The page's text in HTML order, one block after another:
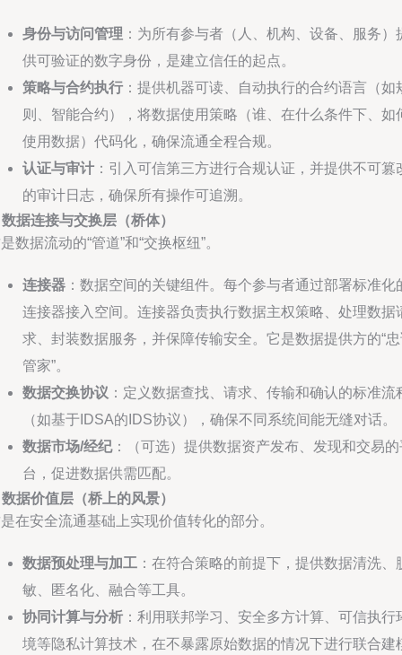
身份与访问管理 ：为所有参与者（人、机构、设备、服务）
供可验证的数字身份，是建立信任的起点。
策略与合约执行 ：提供机器可读、自动执行的合约语言（如
则、智能合约），将数据使用策略（谁、在什么条件下、如
使用数据）代码化，确保流通全程合规。
认证与审计 ：引入可信第三方进行合规认证，并提供不可篡
的审计日志，确保所有操作可追溯。
据连接与交换层（桥体）
数据流动的“管道”和“交换枢纽”。
连接器 ：数据空间的关键组件。每个参与者通过部署标准化
连接器接入空间。连接器负责执行数据主权策略、处理数据
求、封装数据服务，并保障传输安全。它是数据提供方的“
管家”。
数据交换协议 ：定义数据查找、请求、传输和确认的标准流
（如基于IDSA的IDS协议），确保不同系统间能无缝对话。
数据市场/经纪：（可选）提供数据资产发布、发现和交易的
台，促进数据供需匹配。
据价值层（桥上的风景）
在安全流通基础上实现价值转化的部分。
数据预处理与加工 ：在符合策略的前提下，提供数据清洗、
敏、匿名化、融合等工具。
协同计算与分析 ：利用联邦学习、安全多方计算、可信执行
境等隐私计算技术，在不暴露原始数据的情况下进行联合建